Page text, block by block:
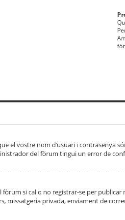
el vostre nom d’usuari i contrasenya
del fòrum tingui un error de
fòrum si cal o no registrar-se per
missatgeria privada, enviament de